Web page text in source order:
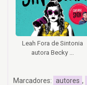
Leah Fora de Sintonia
autora Becky ...
Marcadores: autores ,